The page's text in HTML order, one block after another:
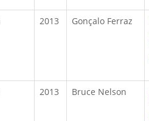
2013 Gonçalo Ferraz
2013 Bruce Nelson